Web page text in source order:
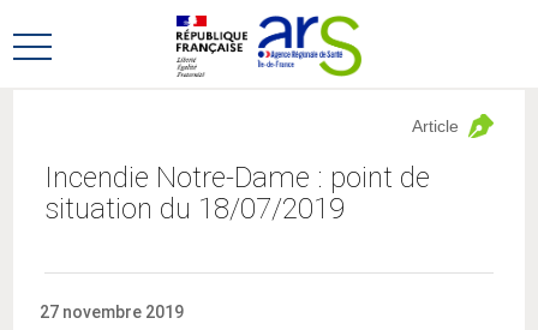
au
menu
au
contenu
Ouvrir
Incendie Notre-Dame : point de
situation du 18/07/2019
Article
27 novembre 2019